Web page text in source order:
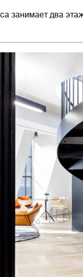
занимает два